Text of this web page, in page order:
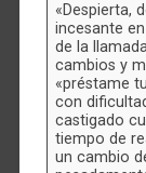
«Despierta,
incesante
de la
cambios y
«préstame
con
castigado
tiempo de
un cambio